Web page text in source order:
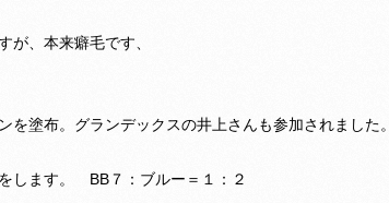
が、本来癖毛です、
を塗布。グランデックスの井上さんも参加されました。
します。 BB７：ブルー＝１：２